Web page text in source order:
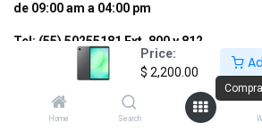
Price:
$ 2,200.00
Home Search
de 09:00 am a 04:00 pm
Tel: (55) 50255181 Ext. 800 y 812
Whatsapp +52 56 10704437
contacto@supermexdigital.com